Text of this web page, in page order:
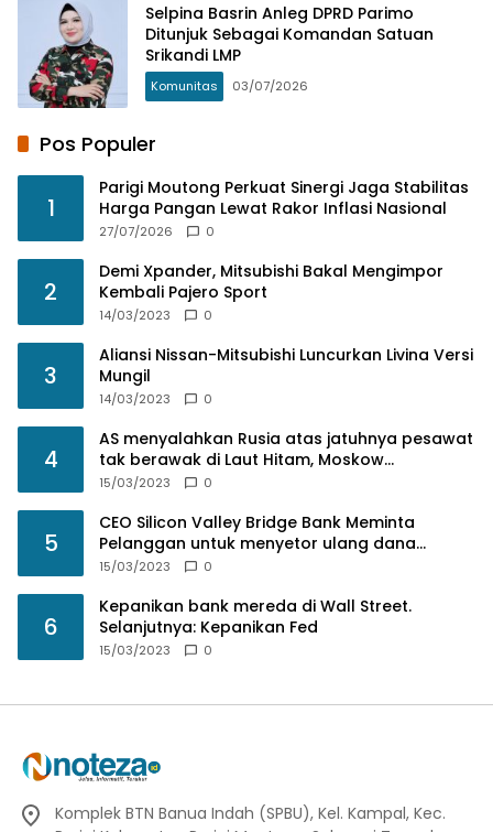
Selpina Basrin Anleg DPRD Parimo
Ditunjuk Sebagai Komandan Satuan
Srikandi LMP
Komunitas 03/07/2026
Pos Populer
1
Parigi Moutong Perkuat Sinergi Jaga Stabilitas
Harga Pangan Lewat Rakor Inflasi Nasional
27/07/2026 0
2
Demi Xpander, Mitsubishi Bakal Mengimpor
Kembali Pajero Sport
14/03/2023 0
3
Aliansi Nissan-Mitsubishi Luncurkan Livina Versi
Mungil
14/03/2023 0
4
AS menyalahkan Rusia atas jatuhnya pesawat
tak berawak di Laut Hitam, Moskow
menyangkal
15/03/2023 0
5
CEO Silicon Valley Bridge Bank Meminta
Pelanggan untuk menyetor ulang dana
Mereka
15/03/2023 0
6
Kepanikan bank mereda di Wall Street.
Selanjutnya: Kepanikan Fed
15/03/2023 0
Komplek BTN Banua Indah (SPBU), Kel. Kampal, Kec.